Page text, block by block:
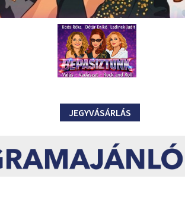
JEGYVÁSÁRLÁS